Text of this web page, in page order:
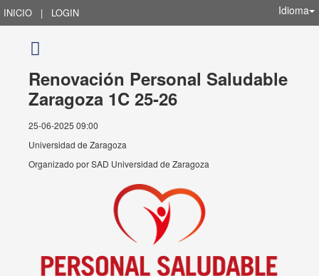
INICIO | LOGIN Idioma
Renovación Personal Saludable
Zaragoza 1C 25-26
25-06-2025 09:00
Universidad de Zaragoza
Organizado porSAD Universidad de Zaragoza